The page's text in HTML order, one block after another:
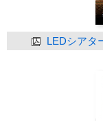
LEDシアタ